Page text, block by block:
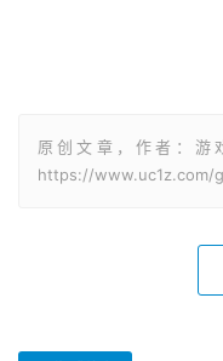
原创文章，作者：游
https://www.uc1z.com/